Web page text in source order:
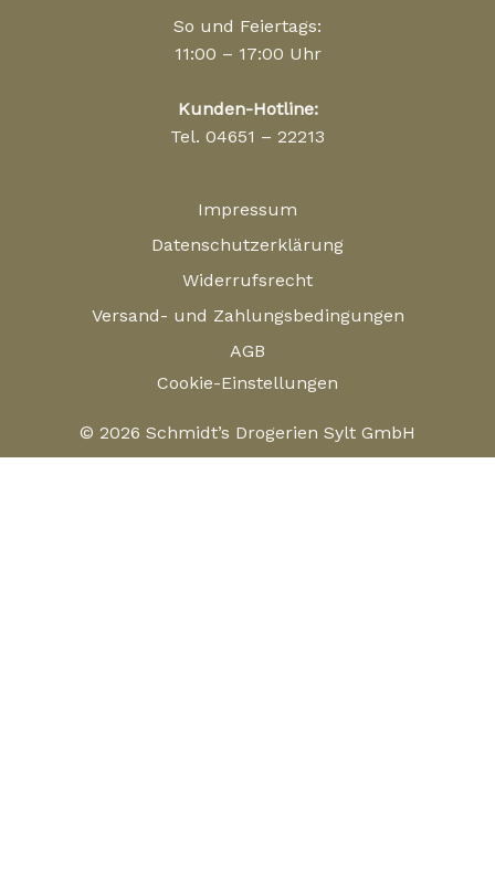
So und Feiertags:
11:00 – 17:00 Uhr
Kunden-Hotline:
Tel. 04651 – 22213
Impressum
Datenschutzerklärung
Widerrufsrecht
Versand- und Zahlungsbedingungen
AGB
Cookie-Einstellungen
© 2026 Schmidt’s Drogerien Sylt GmbH